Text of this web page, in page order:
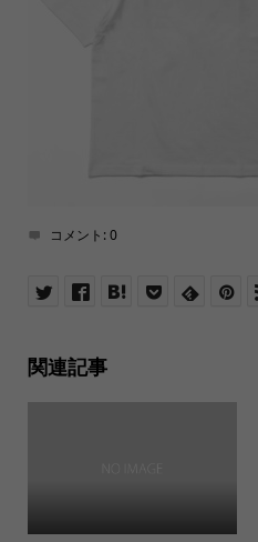
コメント:0
関連記事